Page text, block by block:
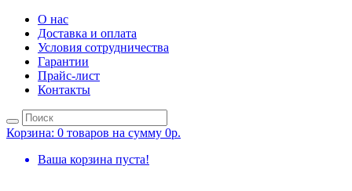
О нас
Доставка и оплата
Условия сотрудничества
Гарантии
Прайс-лист
Контакты
Корзина: 0 товаров на сумму 0р.
Ваша корзина пуста!